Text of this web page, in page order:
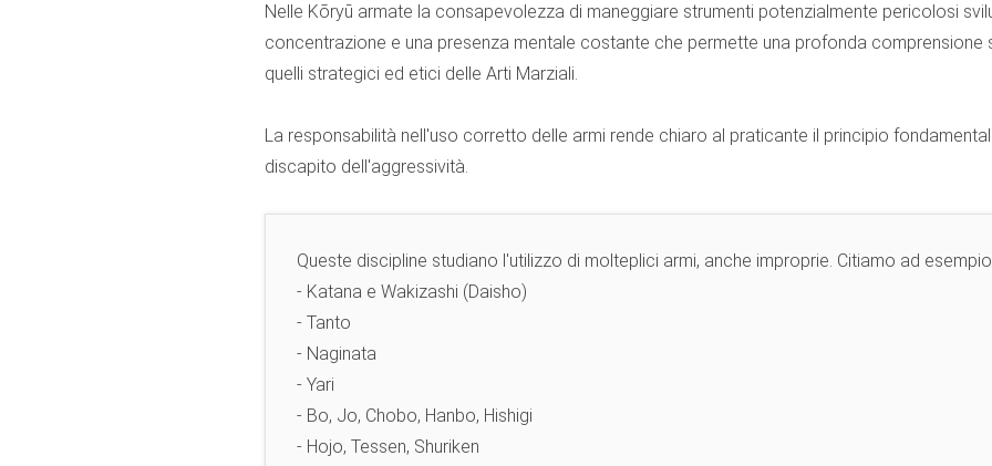
Nelle Kōryū armate la consapevolezza di maneggiare strumenti potenzialmente pericolosi
concentrazione e una presenza mentale costante che permette una profonda comprensione
quelli strategici ed etici delle Arti Marziali.
La responsabilità nell'uso corretto delle armi rende chiaro al praticante il principio
discapito dell'aggressività.
Queste discipline studiano l'utilizzo di molteplici armi, anche improprie. Citiamo ad
- Katana e Wakizashi (Daisho)
- Tanto
- Naginata
- Yari
- Bo, Jo, Chobo, Hanbo, Hishigi
- Hojo, Tessen, Shuriken